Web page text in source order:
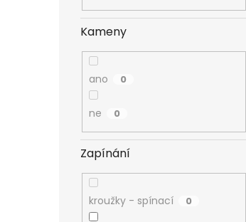
Kameny
ano 0
ne 0
Zapínání
kroužky - spínací 0